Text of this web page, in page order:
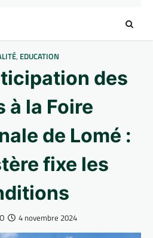
, EDUCATION
des
à la Foire
de Lomé :
fixe les
4 novembre 2024